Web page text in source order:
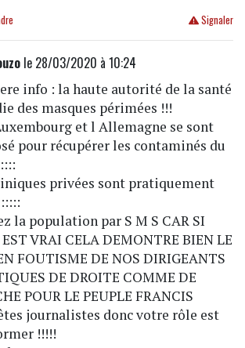
Signaler
le 28/03/2020 à 10:24
info : la haute autorité de la santé
des masques périmées !!!
et l Allemagne se sont
pour récupérer les contaminés du
privées sont pratiquement
la population par S M S CAR SI
VRAI CELA DEMONTRE BIEN LE
FOUTISME DE NOS DIRIGEANTS
DE DROITE COMME DE
POUR LE PEUPLE FRANCIS
journalistes donc votre rôle est
!!!!!